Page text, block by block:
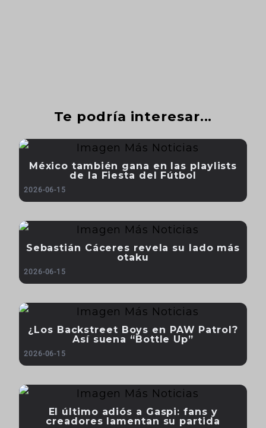
Te podría interesar...
México también gana en las playlists
de la Fiesta del Fútbol
2026-06-15
Sebastián Cáceres revela su lado más
otaku
2026-06-15
¿Los Backstreet Boys en PAW Patrol?
Así suena “Bottle Up”
2026-06-15
El último adiós a Gaspi: fans y
creadores lamentan su partida